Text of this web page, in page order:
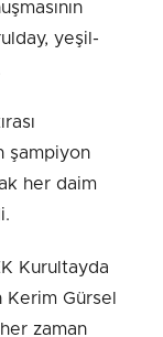
yeşil-
şampiyon
her daim
Kurultayda
Kerim Gürsel
zaman